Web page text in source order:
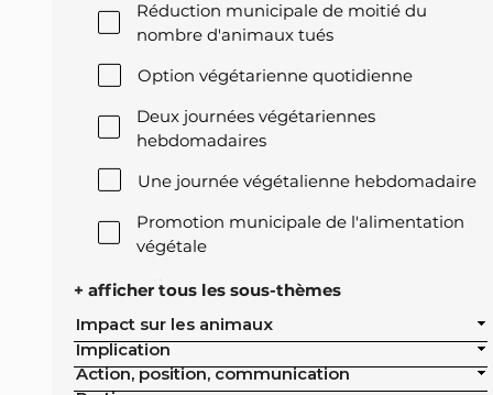
Réduction municipale de moitié du
nombre d'animaux tués
Option végétarienne quotidienne
Deux journées végétariennes
hebdomadaires
Une journée végétalienne hebdomadaire
Promotion municipale de l'alimentation
végétale
Offre végétale lors des réceptions
Exclusion de l'élevage intensif des achats
publics de la ville
+ afficher tous les sous-thèmes
Impact sur les animaux
Implication
Action, position, communication